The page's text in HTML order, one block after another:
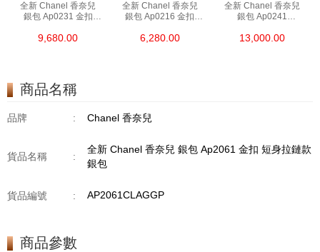
全新 Chanel 香奈兒
銀包 Ap0231 金扣
9,680.00
全新 Chanel 香奈兒
銀包 Ap0216 金扣
6,280.00
全新 Chanel 香奈兒
銀包 Ap0241
13,000.00
商品名稱
品牌 : Chanel 香奈兒
貨品名稱 :
全新 Chanel 香奈兒 銀包 Ap2061 金扣 短身拉鏈款
銀包
貨品編號 : AP2061CLAGGP
商品參數